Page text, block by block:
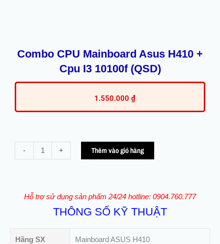
Combo CPU Mainboard Asus H410 +
Cpu I3 10100f (QSD)
1.550.000 ₫
-
CPU
H410
10100f
+ Thêm vào giỏ hàng
Hỗ trợ sử dụng sản phẩm 24/24 hotline: 0904.760.777
THÔNG SỐ KỸ THUẬT
Hãng SX Mainboard ASUS H410